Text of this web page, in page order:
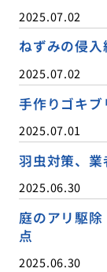
2025.07.02
ねずみの侵
2025.07.02
手作りゴキ
2025.07.01
羽虫対策、
2025.06.30
庭のアリ駆
点
2025.06.30